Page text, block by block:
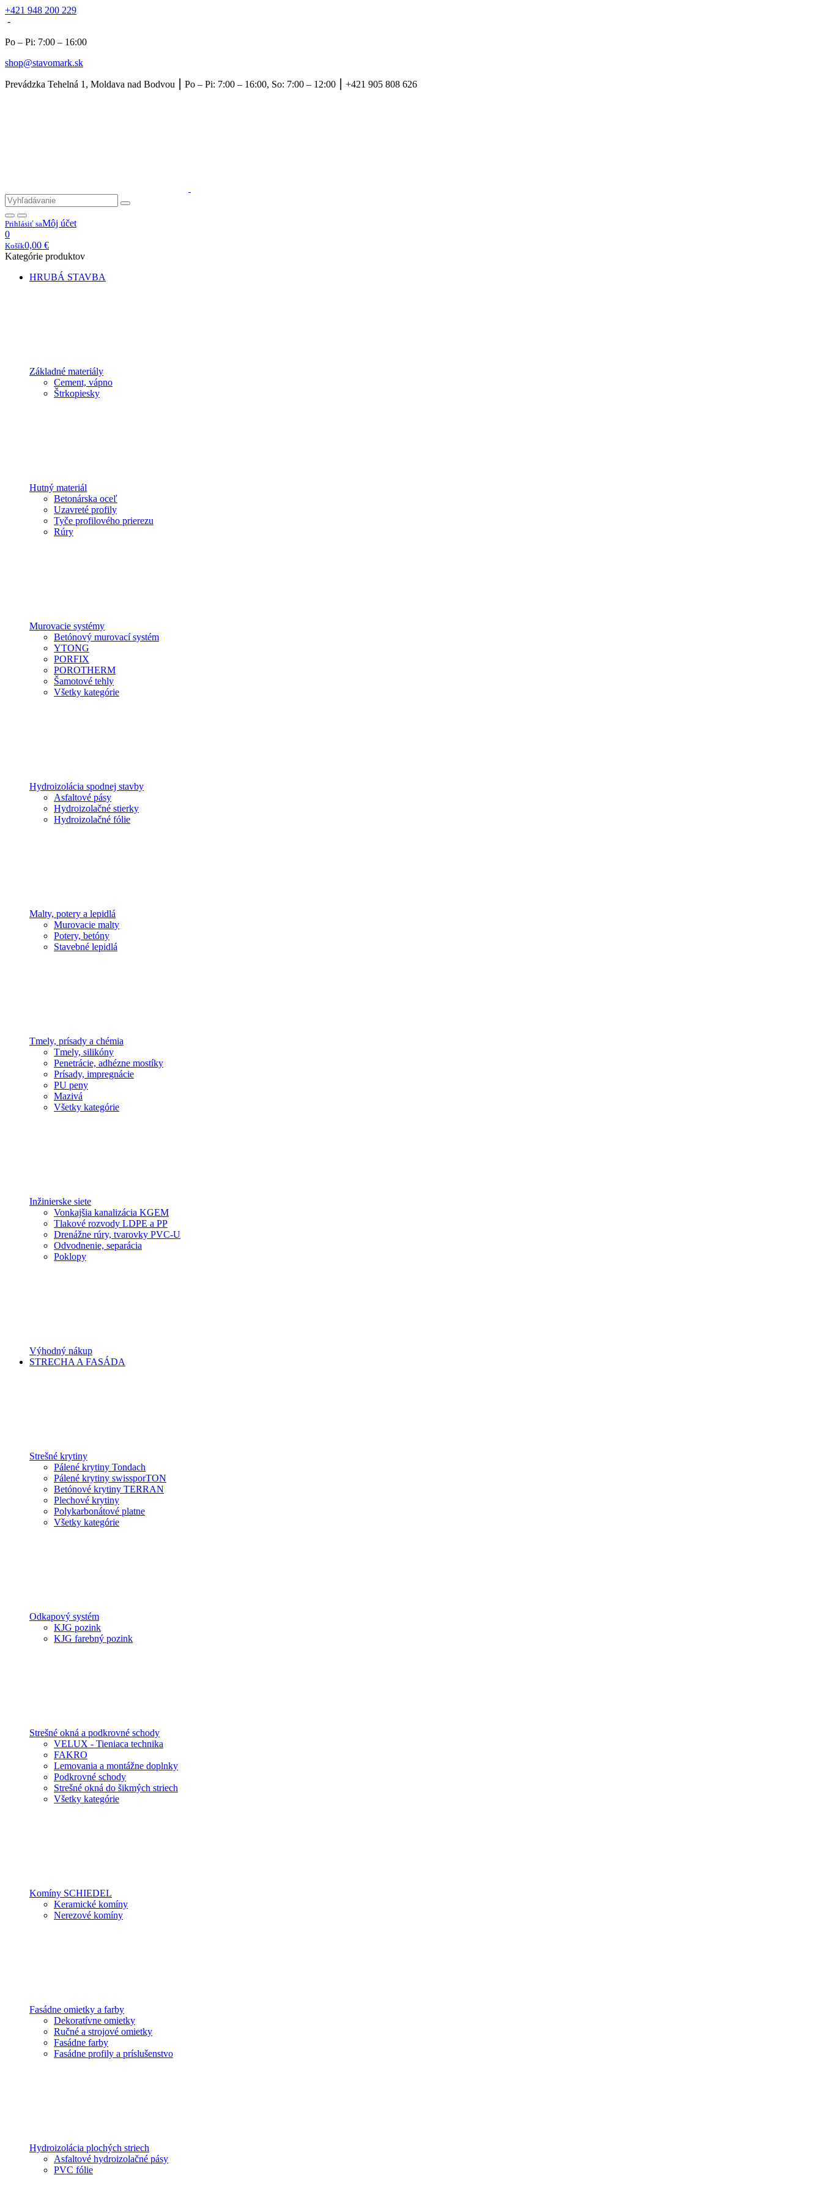
+421 948 200 229
-
Po – Pi: 7:00 – 16:00
shop@stavomark.sk
Prevádzka Tehelná 1, Moldava nad Bodvou ⎮ Po – Pi: 7:00 – 16:00, So: 7:00 – 12:00 ⎮ +421 905 808 626
Prihlásiť saMôj účet
0
Košík0,00 €
Kategórie produktov
HRUBÁ STAVBA
Základné materiály
Cement, vápno
Štrkopiesky
Hutný materiál
Betonárska oceľ
Uzavreté profily
Tyče profilového prierezu
Rúry
Murovacie systémy
Betónový murovací systém
YTONG
PORFIX
POROTHERM
Šamotové tehly
Všetky kategórie
Hydroizolácia spodnej stavby
Asfaltové pásy
Hydroizolačné stierky
Hydroizolačné fólie
Malty, potery a lepidlá
Murovacie malty
Potery, betóny
Stavebné lepidlá
Tmely, prísady a chémia
Tmely, silikóny
Penetrácie, adhézne mostíky
Prísady, impregnácie
PU peny
Mazivá
Všetky kategórie
Inžinierske siete
Vonkajšia kanalizácia KGEM
Tlakové rozvody LDPE a PP
Drenážne rúry, tvarovky PVC-U
Odvodnenie, separácia
Poklopy
Výhodný nákup
STRECHA A FASÁDA
Strešné krytiny
Pálené krytiny Tondach
Pálené krytiny swissporTON
Betónové krytiny TERRAN
Plechové krytiny
Polykarbonátové platne
Všetky kategórie
Odkapový systém
KJG pozink
KJG farebný pozink
Strešné okná a podkrovné schody
VELUX - Tieniaca technika
FAKRO
Lemovania a montážne doplnky
Podkrovné schody
Strešné okná do šikmých striech
Všetky kategórie
Komíny SCHIEDEL
Keramické komíny
Nerezové komíny
Fasádne omietky a farby
Dekoratívne omietky
Ručné a strojové omietky
Fasádne farby
Fasádne profily a príslušenstvo
Hydroizolácia plochých striech
Asfaltové hydroizolačné pásy
PVC fólie